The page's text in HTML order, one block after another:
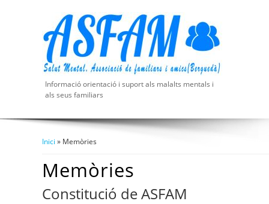
Informació orientació i suport als malalts mentals i
als seus familiars
Inici » Memòries
Memòries
Constitució de ASFAM